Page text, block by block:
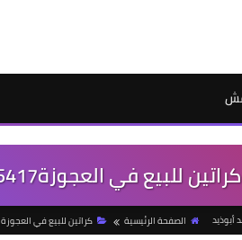
كراتين للبيع في العجوزة01009345417
الصفحة الرئيسية كراتين للبيع في العجوزة